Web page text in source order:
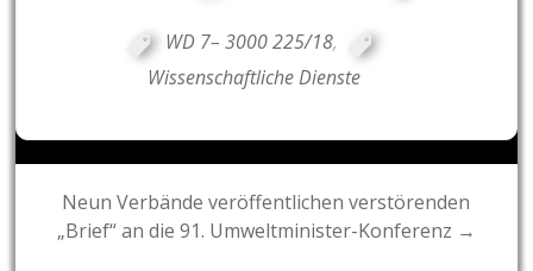
WD 7– 3000 225/18,
Wissenschaftliche Dienste
Post
navigation
Neun Verbände veröffentlichen verstörenden
„Brief“ an die 91. Umweltminister-Konferenz →